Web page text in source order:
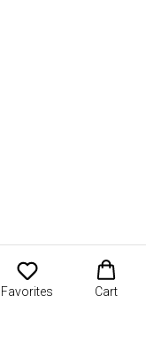
Favorites Cart